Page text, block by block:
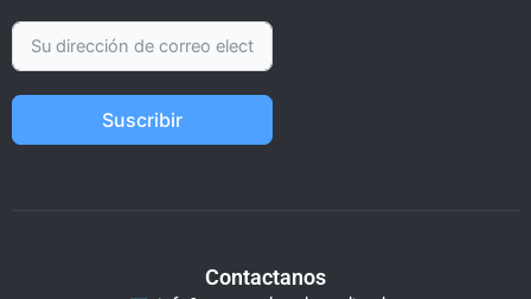
Suscribir
Contactanos